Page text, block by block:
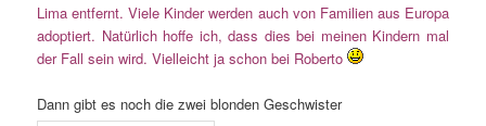
Lima entfernt. Viele Kinder werden auch von Familien aus Europa
adoptiert. Natürlich hoffe ich, dass dies bei meinen Kindern mal
der Fall sein wird. Vielleicht ja schon bei Roberto
Dann gibt es noch die zwei blonden Geschwister